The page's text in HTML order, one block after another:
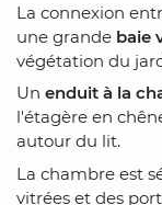
La connexion
une grande baie
végétation du
Un enduit à la
l'étagère en
autour du lit.
La chambre est
vitrées et des